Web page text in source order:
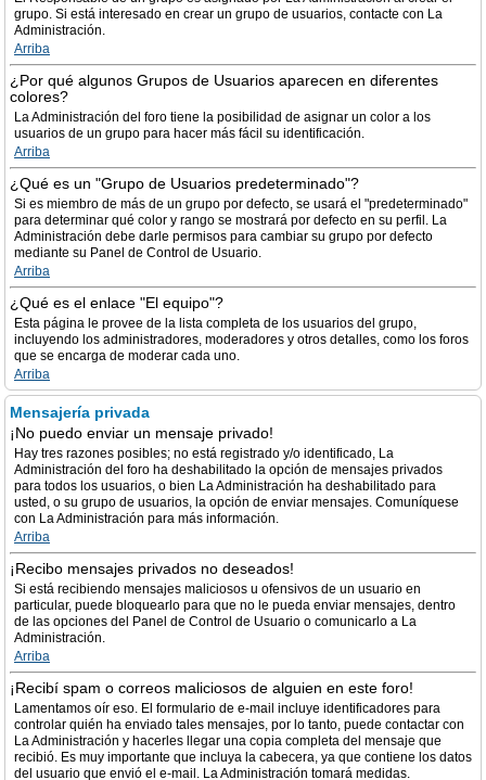
grupo. Si está interesado en crear un grupo de usuarios, contacte con La
Administración.
Arriba
¿Por qué algunos Grupos de Usuarios aparecen en diferentes
colores?
La Administración del foro tiene la posibilidad de asignar un color a los
usuarios de un grupo para hacer más fácil su identificación.
Arriba
¿Qué es un "Grupo de Usuarios predeterminado"?
Si es miembro de más de un grupo por defecto, se usará el "predeterminado"
para determinar qué color y rango se mostrará por defecto en su perfil. La
Administración debe darle permisos para cambiar su grupo por defecto
mediante su Panel de Control de Usuario.
Arriba
¿Qué es el enlace "El equipo"?
Esta página le provee de la lista completa de los usuarios del grupo,
incluyendo los administradores, moderadores y otros detalles, como los foros
que se encarga de moderar cada uno.
Arriba
Mensajería privada
¡No puedo enviar un mensaje privado!
Hay tres razones posibles; no está registrado y/o identificado, La
Administración del foro ha deshabilitado la opción de mensajes privados
para todos los usuarios, o bien La Administración ha deshabilitado para
usted, o su grupo de usuarios, la opción de enviar mensajes. Comuníquese
con La Administración para más información.
Arriba
¡Recibo mensajes privados no deseados!
Si está recibiendo mensajes maliciosos u ofensivos de un usuario en
particular, puede bloquearlo para que no le pueda enviar mensajes, dentro
de las opciones del Panel de Control de Usuario o comunicarlo a La
Administración.
Arriba
¡Recibí spam o correos maliciosos de alguien en este foro!
Lamentamos oír eso. El formulario de e-mail incluye identificadores para
controlar quién ha enviado tales mensajes, por lo tanto, puede contactar con
La Administración y hacerles llegar una copia completa del mensaje que
recibió. Es muy importante que incluya la cabecera, ya que contiene los datos
del usuario que envió el e-mail. La Administración tomará medidas.